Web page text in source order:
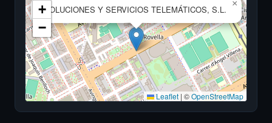
SOLUCIONES Y SERVICIOS TELEMÁTICOS, S.L.
×
+
−
Leaflet | ©OpenStreetMap